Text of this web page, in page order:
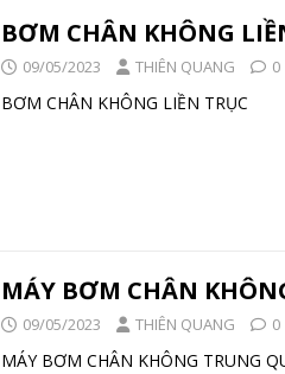
BƠM CHÂN KHÔNG
09/05/2023 THIÊN QUANG 0
BƠM CHÂN KHÔNG
MÁY BƠM CHÂN
09/05/2023 THIÊN QUANG 0
MÁY BƠM CHÂN